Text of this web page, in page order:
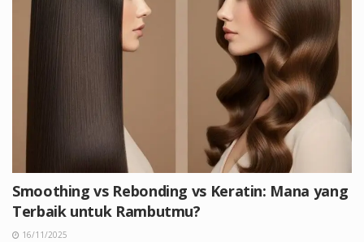
Smoothing vs Rebonding vs Keratin: Mana yang
Terbaik untuk Rambutmu?
16/11/2025